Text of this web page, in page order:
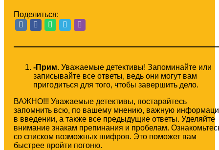
Поделиться:
-Прим. Уважаемые детективы! Запоминайте или
записывайте все ответы, ведь они могут вам
пригодиться для того, чтобы завершить дело.
ВАЖНО!!! Уважаемые детективы, постарайтесь
запомнить всю, по вашему мнению, важную
в введении, а также все предыдущие ответы. Уделяйте
внимание знакам препинания и пробелам.
со списком возможных шифров. Это поможет вам
быстрее пройти погоню.